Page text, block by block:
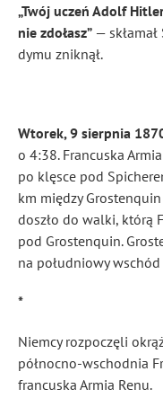
„Twój uczeń Adolf
nie zdołasz” —
dymu zniknął.
Wtorek, 9 sierpnia
o 4:38. Francuska
po klęsce pod
km między
doszło do walki, którą
pod Grostenquin.
na południowy
*
Niemcy rozpoczęli
północno-wschodnia
francuska Armia Renu.